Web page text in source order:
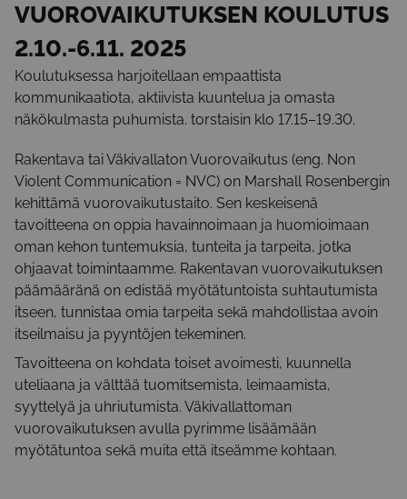
VUOROVAIKUTUKSEN KOULUTUS
2.10.-6.11. 2025
Koulutuksessa harjoitellaan empaattista
kommunikaatiota, aktiivista kuuntelua ja omasta
näkökulmasta puhumista. torstaisin klo 17.15–19.30.
Rakentava tai Väkivallaton Vuorovaikutus (eng. Non
Violent Communication = NVC) on Marshall Rosenbergin
kehittämä vuorovaikutustaito. Sen keskeisenä
tavoitteena on oppia havainnoimaan ja huomioimaan
oman kehon tuntemuksia, tunteita ja tarpeita, jotka
ohjaavat toimintaamme. Rakentavan vuorovaikutuksen
päämääränä on edistää myötätuntoista suhtautumista
itseen, tunnistaa omia tarpeita sekä mahdollistaa avoin
itseilmaisu ja pyyntöjen tekeminen.
Tavoitteena on kohdata toiset avoimesti, kuunnella
uteliaana ja välttää tuomitsemista, leimaamista,
syyttelyä ja uhriutumista. Väkivallattoman
vuorovaikutuksen avulla pyrimme lisäämään
myötätuntoa sekä muita että itseämme kohtaan.